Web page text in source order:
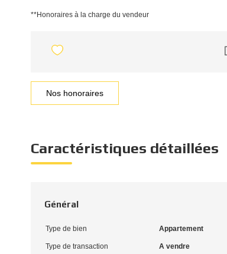
**Honoraires à la charge du vendeur
Nos honoraires
Caractéristiques détaillées
Général
Type de bien Appartement
Type de transaction A vendre